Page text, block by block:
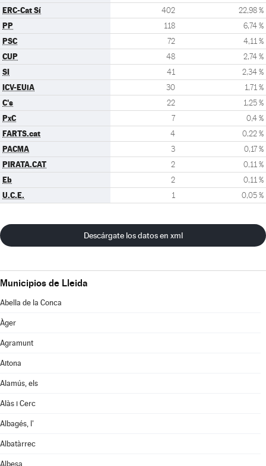
ERC-Cat Sí 402 22,98 %
PP 118 6,74 %
PSC 72 4,11 %
CUP 48 2,74 %
SI 41 2,34 %
ICV-EUiA 30 1,71 %
C's 22 1,25 %
PxC 7 0,4 %
FARTS.cat 4 0,22 %
PACMA 3 0,17 %
PIRATA.CAT 2 0,11 %
Eb 2 0,11 %
U.C.E. 1 0,05 %
Descárgate los datos en xml
Municipios de Lleida
Abella de la Conca
Àger
Agramunt
Aitona
Alamús, els
Alàs i Cerc
Albagés, l'
Albatàrrec
Albesa